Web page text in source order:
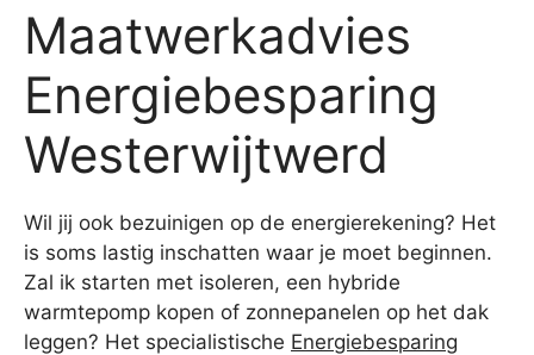
Maatwerkadvies
Energiebesparing
Westerwijtwerd
Wil jij ook bezuinigen op de energierekening? Het
is soms lastig inschatten waar je moet beginnen.
Zal ik starten met isoleren, een hybride
warmtepomp kopen of zonnepanelen op het dak
leggen? Het specialistische Energiebesparing